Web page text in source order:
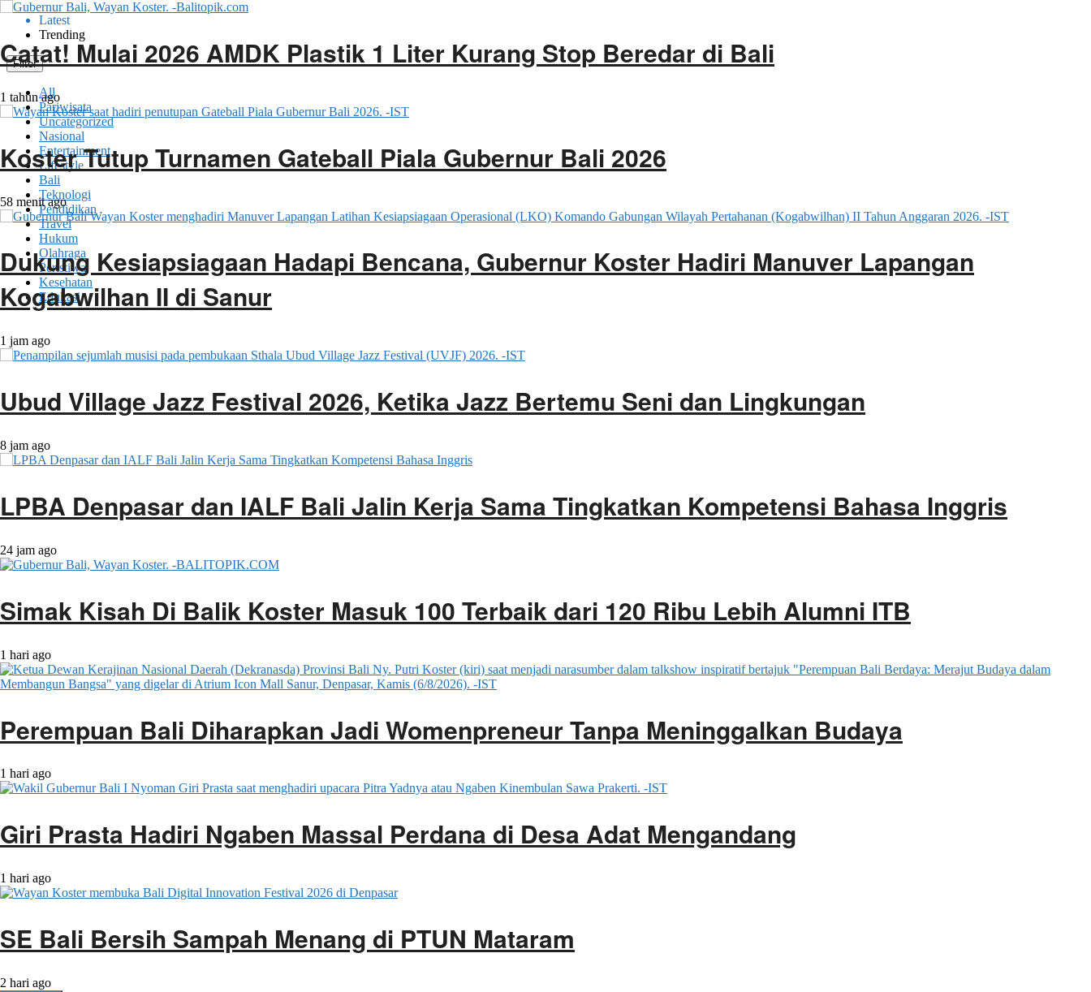
Latest
Trending
Filter
All
Pariwisata
Uncategorized
Nasional
Entertainment
Lifestyle
Bali
Teknologi
Pendidikan
Travel
Hukum
Olahraga
Peristiwa
Kesehatan
Edukasi
Catat! Mulai 2026 AMDK Plastik 1 Liter Kurang Stop Beredar di Bali
1 tahun ago
Koster Tutup Turnamen Gateball Piala Gubernur Bali 2026
58 menit ago
Dukung Kesiapsiagaan Hadapi Bencana, Gubernur Koster Hadiri Manuver Lapangan
Kogabwilhan II di Sanur
1 jam ago
Ubud Village Jazz Festival 2026, Ketika Jazz Bertemu Seni dan Lingkungan
8 jam ago
LPBA Denpasar dan IALF Bali Jalin Kerja Sama Tingkatkan Kompetensi Bahasa Inggris
24 jam ago
Simak Kisah Di Balik Koster Masuk 100 Terbaik dari 120 Ribu Lebih Alumni ITB
1 hari ago
Perempuan Bali Diharapkan Jadi Womenpreneur Tanpa Meninggalkan Budaya
1 hari ago
Giri Prasta Hadiri Ngaben Massal Perdana di Desa Adat Mengandang
1 hari ago
SE Bali Bersih Sampah Menang di PTUN Mataram
2 hari ago